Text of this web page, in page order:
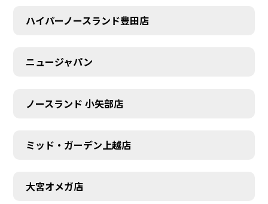
ハイパーノースランド豊田店
ニュージャパン
ノースランド 小矢部店
ミッド・ガーデン上越店
大宮オメガ店